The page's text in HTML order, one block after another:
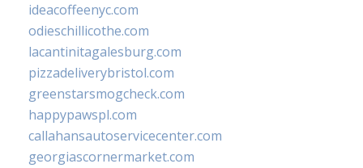
ideacoffeenyc.com
odieschillicothe.com
lacantinitagalesburg.com
pizzadeliverybristol.com
greenstarsmogcheck.com
happypawspl.com
callahansautoservicecenter.com
georgiascornermarket.com